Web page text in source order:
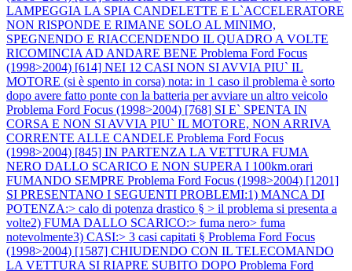
LAMPEGGIA LA SPIA CANDELETTE E L`ACCELERATORE
NON RISPONDE E RIMANE SOLO AL MINIMO,
SPEGNENDO E RIACCENDENDO IL QUADRO A VOLTE
RICOMINCIA AD ANDARE BENE Problema Ford Focus
(1998>2004) [614] NEI 12 CASI NON SI AVVIA PIU` IL
MOTORE (si è spento in corsa) nota: in 1 caso il problema è sorto
dopo avere fatto ponte con la batteria per avviare un altro veicolo
Problema Ford Focus (1998>2004) [768] SI E` SPENTA IN
CORSA E NON SI AVVIA PIU` IL MOTORE, NON ARRIVA
CORRENTE ALLE CANDELE Problema Ford Focus
(1998>2004) [845] IN PARTENZA LA VETTURA FUMA
NERO DALLO SCARICO E NON SUPERA I 100km.orari
FUMANDO SEMPRE Problema Ford Focus (1998>2004) [1201]
SI PRESENTANO I SEGUENTI PROBLEMI:1) MANCA DI
POTENZA:> calo di potenza drastico § > il problema si presenta a
volte2) FUMA DALLO SCARICO:> fuma nero> fuma
notevolmente3) CASI:> 3 casi capitati § Problema Ford Focus
(1998>2004) [1587] CHIUDENDO CON IL TELECOMANDO
LA VETTURA SI RIAPRE SUBITO DOPO Problema Ford